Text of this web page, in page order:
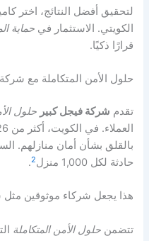
لتحقيق أفضل النتائج، اختر
الكويتي. الاستثمار فيحماية
قرارًا ذكيًا.
حلول الأمن المتكاملة مع
تقدم شركة فيجل كبير حلول
حادثة لكل 1,000 منزل
2
.
هذا يجعل شركاء موثوقين
تتضمنحلول الأمن المتكاملة